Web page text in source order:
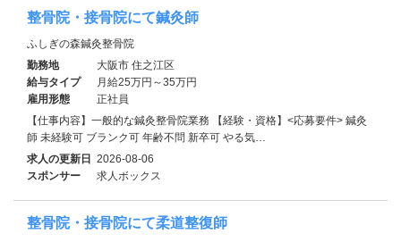
整骨院・接骨院にて鍼灸師
ふしぎの森鍼灸整骨院
勤務地
大阪市 住之江区
給与タイプ
月給25万円～35万円
雇用形態
正社員
【仕事内容】一般的な鍼灸整骨院業務 【経験・資格】<応募要件> 鍼灸
師 未経験可 ブランク可 年齢不問 新卒可 やる気…
求人の更新日 2026-08-06
スポンサー
求人ボックス
整骨院・接骨院にて柔道整復師